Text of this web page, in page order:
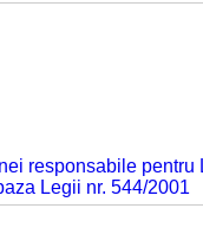
responsabile pentru
Legii nr. 544/2001